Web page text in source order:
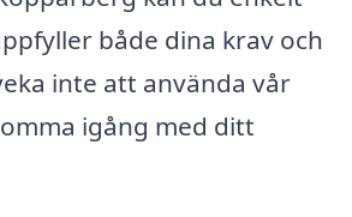
både dina krav och
inte att använda vår
igång med ditt